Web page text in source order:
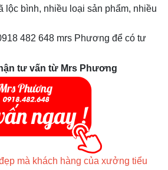
lộc bình, nhiều loại sản phẩm, nhiều
482 648 mrs Phương để có tư
tư vấn từ Mrs Phương
mà khách hàng của xưởng tiểu